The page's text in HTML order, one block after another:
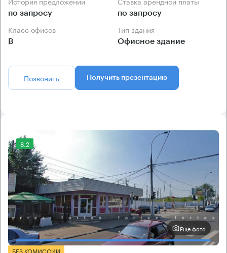
по запросу по запросу
Класс офисов
B
Тип здания
Офисное здание
Позвонить Получить презентацию
8.2
Еще фото
БЕЗ КОМИССИИ